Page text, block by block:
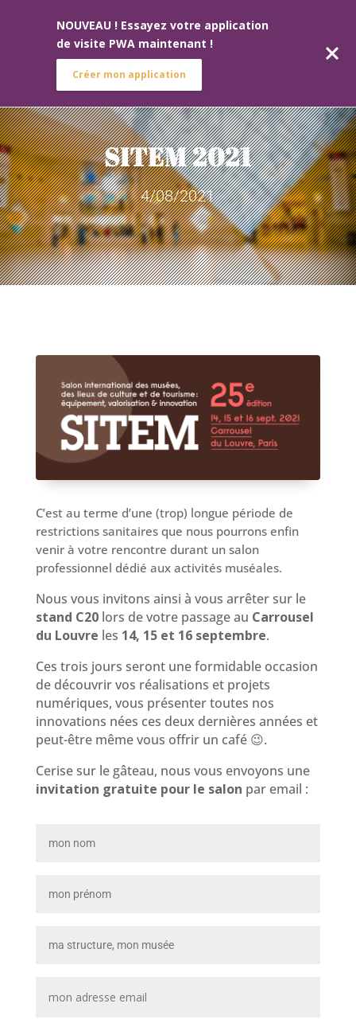
SITEM 2021
4/08/2021
C’est au terme d’une (trop) longue période de
restrictions sanitaires que nous pourrons enfin
venir à votre rencontre durant un salon
professionnel dédié aux activités muséales.
Nous vous invitons ainsi à vous arrêter sur le
stand C20lors de votre passage au Carrousel
du Louvre les 14, 15 et 16 septembre.
Ces trois jours seront une formidable occasion
de découvrir vos réalisations et projets
numériques, vous présenter toutes nos
innovations nées ces deux dernières années et
peut-être même vous offrir un café 😉.
Cerise sur le gâteau, nous vous envoyons une
invitation gratuite pour le salon par email :
NOUVEAU ! Essayez votre application
de visite PWA maintenant !
Créer mon application